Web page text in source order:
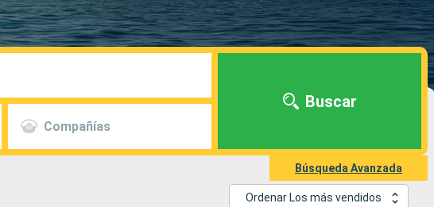
Compañías
Buscar
Búsqueda Avanzada
Ordenar Los más vendidos